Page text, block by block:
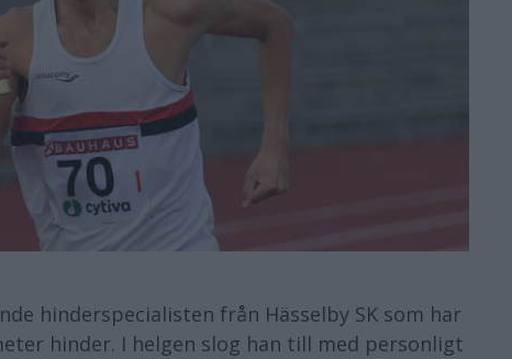
hinderspecialisten från Hässelby SK som har
hinder. I helgen slog han till med personligt